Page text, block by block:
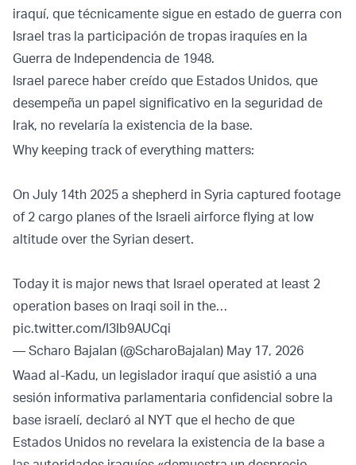
iraquí, que técnicamente sigue en estado de guerra con
Israel tras la participación de tropas iraquíes en la
Guerra de Independencia de 1948.
Israel parece haber creído que Estados Unidos, que
desempeña un papel significativo en la seguridad de
Irak, no revelaría la existencia de la base.
Why keeping track of everything matters:
On July 14th 2025 a shepherd in Syria captured footage
of 2 cargo planes of the Israeli airforce flying at low
altitude over the Syrian desert.
Today it is major news that Israel operated at least 2
operation bases on Iraqi soil in the…
pic.twitter.com/I3Ib9AUCqi
— Scharo Bajalan (@ScharoBajalan) May 17, 2026
Waad al-Kadu, un legislador iraquí que asistió a una
sesión informativa parlamentaria confidencial sobre la
base israelí, declaró al NYT que el hecho de que
Estados Unidos no revelara la existencia de la base a